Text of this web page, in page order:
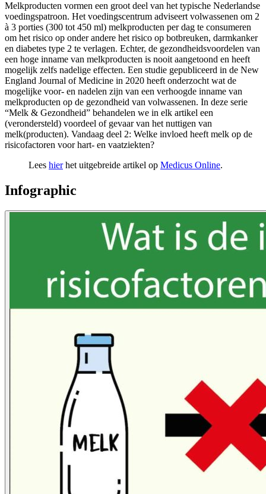
Melkproducten vormen een groot deel van het typische Nederlandse
voedingspatroon. Het voedingscentrum adviseert volwassenen om 2
à 3 porties (300 tot 450 ml) melkproducten per dag te consumeren
om het risico op onder andere het risico op botbreuken, darmkanker
en diabetes type 2 te verlagen. Echter, de gezondheidsvoordelen van
een hoge inname van melkproducten is nooit aangetoond en heeft
mogelijk zelfs nadelige effecten. Een studie gepubliceerd in de New
England Journal of Medicine in 2020 heeft onderzocht wat de
mogelijke voor- en nadelen zijn van een verhoogde inname van
melkproducten op de gezondheid van volwassenen. In deze serie
“Melk & Gezondheid” behandelen we in elk artikel een
(verondersteld) voordeel of gevaar van het nuttigen van
melk(producten). Vandaag deel 2: Welke invloed heeft melk op de
risicofactoren voor hart- en vaatziekten?
Lees hierhet uitgebreide artikel op Medicus Online.
Infographic